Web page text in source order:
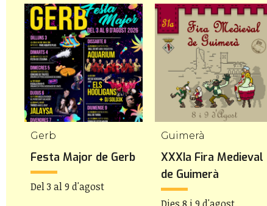
Gerb
Festa Major de Gerb
Del 3 al 9 d'agost
Guimerà
XXXIa Fira Medieval
de Guimerà